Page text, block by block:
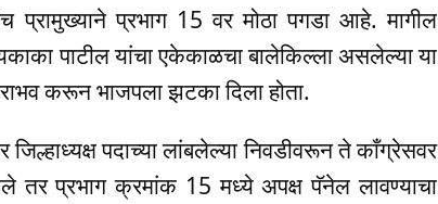
प्रभाग 15 वर मोठा पगडा आहे. मागील
पाटील यांचा एकेकाळचा बालेकिल्ला असलेल्या या
करून भाजपला झटका दिला होता.
पदाच्या लांबलेल्या निवडीवरून ते काँग्रेसवर
तर प्रभाग क्रमांक 15 मध्ये अपक्ष पॅनेल लावण्याचा